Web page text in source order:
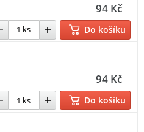
94 Kč
Do košíku
94 Kč
Do košíku